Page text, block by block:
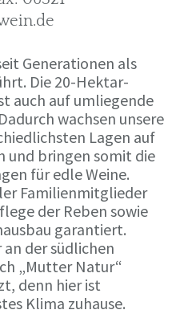
Generationen als
Die 20-Hektar-
auch auf umliegende
wachsen unsere
Lagen auf
und bringen somit die
für edle Weine.
Familienmitglieder
der Reben sowie
garantiert.
der südlichen
„Mutter Natur“
denn hier ist
Klima zuhause.